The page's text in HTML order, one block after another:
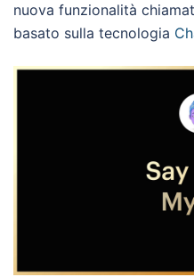
nuova funzionalità
basato sulla tecnologia